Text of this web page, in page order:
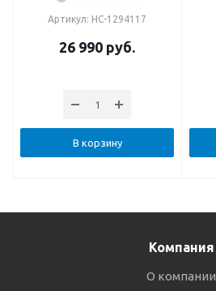
Артикул: НС-1294117
26 990 руб.
В корзину
Компания
О компании